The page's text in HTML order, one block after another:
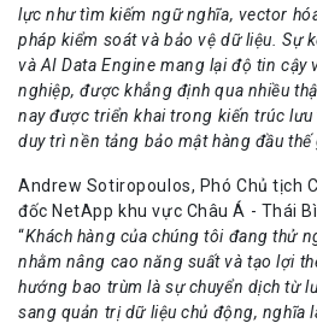
lực như tìm kiếm ngữ nghĩa, vector
pháp kiểm soát và bảo vệ dữ liệu. Sự
và AI Data Engine mang lại độ tin cậy
nghiệp, được khẳng định qua nhiều
nay được triển khai trong kiến trúc
duy trì nền tảng bảo mật hàng đầu thế
Andrew Sotiropoulos, Phó Chủ tịch
đốc NetApp khu vực Châu Á - Thái
“Khách hàng của chúng tôi đang thử
nhằm nâng cao năng suất và tạo lợi
hướng bao trùm là sự chuyển dịch từ
sang quản trị dữ liệu chủ động, nghĩa